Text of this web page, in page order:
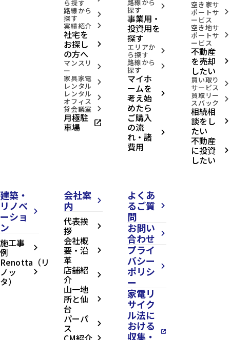
ら探す
路線から
探す arrow_forward_ios
実績紹介 arrow_forward_ios
社宅を
お探し
の方へ
arrow_forward_ios
マンスリ
ー arrow_forward_ios
家具家電
レンタル arrow_forward_ios
レンタル
オフィス arrow_forward_ios
貸会議室 arrow_forward_ios
月極駐
車場 open_in_new
路線から
探す arrow_forward_ios
事業用・
投資用を
探す
エリアか
ら探す arrow_forward_ios
路線から
探す arrow_forward_ios
マイホ
ームを
考え始
めたら
arrow_forward_ios
ご購入
の流
れ・諸
費用
arrow_forward_ios
空き家サ
ポートサ
ービス
arrow_forward_ios
空き地サ
ポートサ
ービス
arrow_forward_ios
不動産
を売却
したい
arrow_forward_ios
買い取り
サービス arrow_forward_ios
買取リー
スバック arrow_forward_ios
相続相
談をし
たい
arrow_forward_ios
不動産
に投資
したい
arrow_forward_ios
建築・
リノベ
ーショ
ン
arrow_forward_ios
施工事
例 arrow_forward_ios
Renotta（リ
ノッ
タ）
arrow_forward_ios
会社案
内
arrow_forward_ios
代表挨
拶 arrow_forward_ios
会社概
要・沿
革
arrow_forward_ios
店舗紹
介 arrow_forward_ios
山一地
所と仙
台
arrow_forward_ios
パーパ
ス arrow_forward_ios
arrow_forward_ios
よくあ
るご質
問
arrow_forward_ios
お問い
合わせ
arrow_forward_ios
プライ
バシー
ポリシ
ー
arrow_forward_ios
家電リ
サイク
ル法に
おける
収集・
open_in_new